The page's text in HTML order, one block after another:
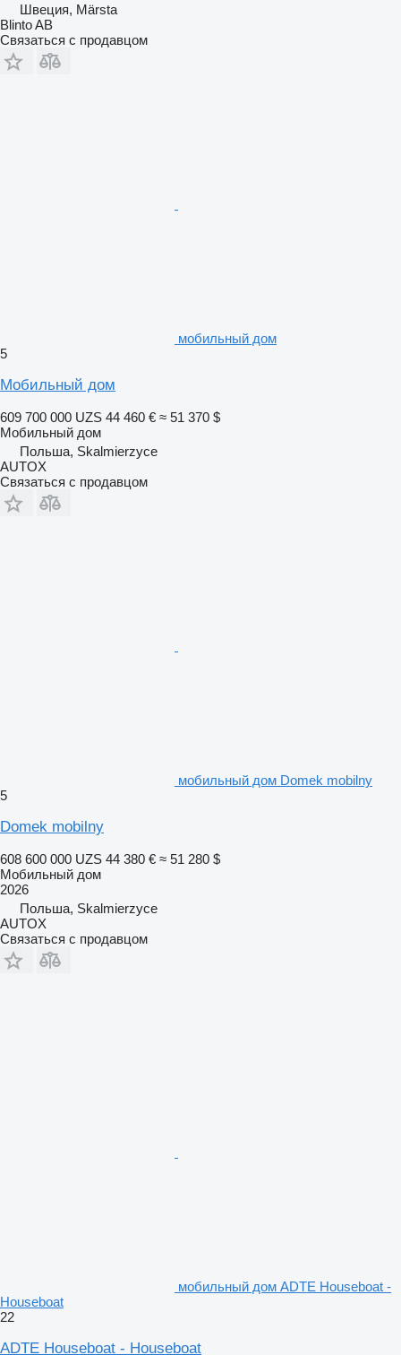
Швеция, Märsta
Blinto AB
Связаться с продавцом
мобильный дом
5
Мобильный дом
609 700 000 UZS 44 460 € ≈ 51 370 $
Мобильный дом
Польша, Skalmierzyce
AUTOX
Связаться с продавцом
мобильный дом Domek mobilny
5
Domek mobilny
608 600 000 UZS 44 380 € ≈ 51 280 $
Мобильный дом
2026
Польша, Skalmierzyce
AUTOX
Связаться с продавцом
мобильный дом ADTE Houseboat -
Houseboat
22
ADTE Houseboat - Houseboat